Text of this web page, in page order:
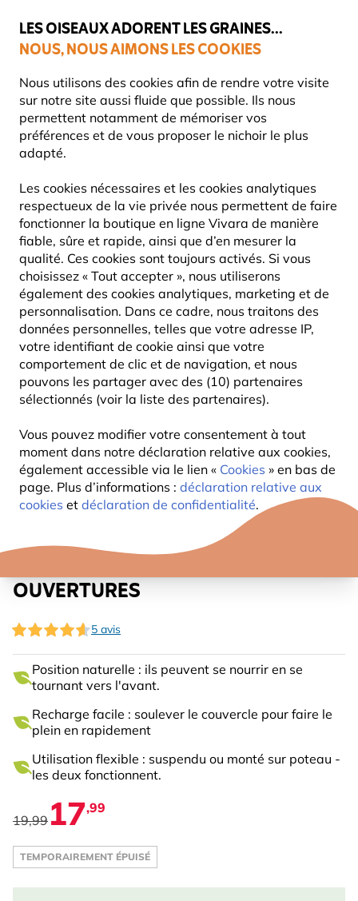
LES OISEAUX ADORENT LES GRAINES...
NOUS, NOUS AIMONS LES COOKIES
Nous utilisons des cookies afin de rendre votre visite
sur notre site aussi fluide que possible. Ils nous
permettent notamment de mémoriser vos
préférences et de vous proposer le nichoir le plus
adapté.
Les cookies nécessaires et les cookies analytiques
respectueux de la vie privée nous permettent de faire
fonctionner la boutique en ligne Vivara de manière
fiable, sûre et rapide, ainsi que d’en mesurer la
qualité. Ces cookies sont toujours activés. Si vous
choisissez « Tout accepter », nous utiliserons
également des cookies analytiques, marketing et de
personnalisation. Dans ce cadre, nous traitons des
données personnelles, telles que votre adresse IP,
votre identifiant de cookie ainsi que votre
comportement de clic et de navigation, et nous
pouvons les partager avec des (10) partenaires
sélectionnés (voir la liste des partenaires).
Vous pouvez modifier votre consentement à tout
moment dans notre déclaration relative aux cookies,
également accessible via le lien « Cookies » en bas de
page. Plus d’informations : déclaration relative aux
cookies et déclaration de confidentialité.
catégories.
Très bien noté dans 11 pays
Livraison express gratuite dès 59 €
Mangeoires Pour Oiseaux Silos pour graines
10% DE RÉDUCTION
SILO NYJER EN MÉTAL 4
OUVERTURES
5 avis
Position naturelle : ils peuvent se nourrir en se
tournant vers l'avant.
Recharge facile : soulever le couvercle pour faire le
plein en rapidement
Utilisation flexible : suspendu ou monté sur poteau -
les deux fonctionnent.
19,99 17,99
TEMPORAIREMENT ÉPUISÉ